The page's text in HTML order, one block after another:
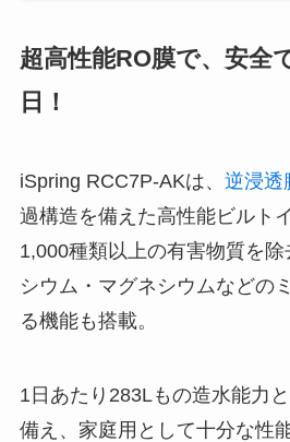
超高性能RO膜で、安全
日！
iSpring RCC7P-AKは、 逆浸透
過構造を備えた高性能ビルト
1,000種類以上の有害物質を
シウム・マグネシウムなどの
る機能も搭載。
1日あたり283Lもの造水能力
備え、家庭用として十分な性